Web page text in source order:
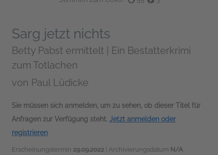
Sarg jetzt nichts
Betty Pabst ermittelt | Ein Bestatterkrimi
zum Totlachen
von Paul Lüdicke
Sie müssen sich anmelden, um zu sehen, ob dieser Titel für
Anfragen zur Verfügung steht. Jetzt anmelden oder
registrieren
Erscheinungstermin 29.09.2022 | Archivierungsdatum N/A